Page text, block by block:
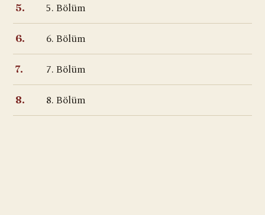
5. 5. Bölüm
6. 6. Bölüm
7. 7. Bölüm
8. 8. Bölüm